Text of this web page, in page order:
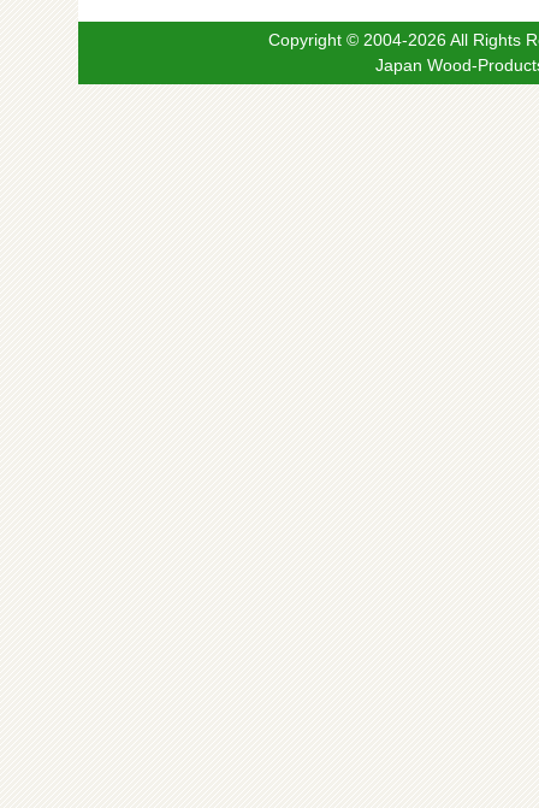
Copyright © 2004-2026 All Rights
Japan Wood-